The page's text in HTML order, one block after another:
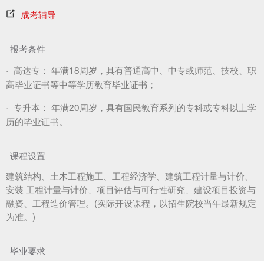
成考辅导
报考条件
· 高达专： 年满18周岁，具有普通高中、中专或师范、技校、职
高毕业证书等中等学历教育毕业证书；
· 专升本： 年满20周岁，具有国民教育系列的专科或专科以上学
历的毕业证书。
课程设置
建筑结构、土木工程施工、工程经济学、建筑工程计量与计价、
安装 工程计量与计价、项目评估与可行性研究、建设项目投资与
融资、工程造价管理。(实际开设课程，以招生院校当年最新规定
为准。)
毕业要求